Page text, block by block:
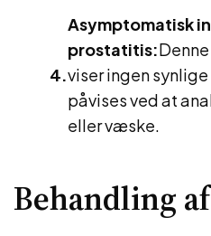
Asymptomatisk
prostatitis:
viser ingen
påvises ved at
eller væske.
Behandling